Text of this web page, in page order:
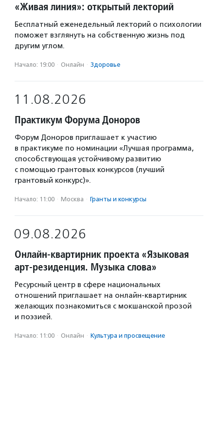
«Живая линия»: открытый лекторий
Бесплатный еженедельный лекторий о психологии
поможет взглянуть на собственную жизнь под
другим углом.
Начало: 19:00 · Онлайн · Здоровье
11.08.2026
Практикум Форума Доноров
Форум Доноров приглашает к участию
в практикуме по номинации «Лучшая программа,
способствующая устойчивому развитию
с помощью грантовых конкурсов (лучший
грантовый конкурс)».
Начало: 11:00 · Москва · Гранты и конкурсы
09.08.2026
Онлайн-квартирник проекта «Языковая
арт-резиденция. Музыка слова»
Ресурсный центр в сфере национальных
отношений приглашает на онлайн-квартирник
желающих познакомиться с мокшанской прозой
и поэзией.
Начало: 11:00 · Онлайн · Культура и просвещение